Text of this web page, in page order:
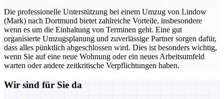
Die professionelle Unterstützung bei einem Umzug von Lindow
(Mark) nach Dortmund bietet zahlreiche Vorteile, insbesondere
wenn es um die Einhaltung von Terminen geht. Eine gut
organisierte Umzugsplanung und zuverlässige Partner sorgen dafür,
dass alles pünktlich abgeschlossen wird. Dies ist besonders wichtig,
wenn Sie auf eine neue Wohnung oder ein neues Arbeitsumfeld
warten oder andere zeitkritische Verpflichtungen haben.
Wir sind für Sie da